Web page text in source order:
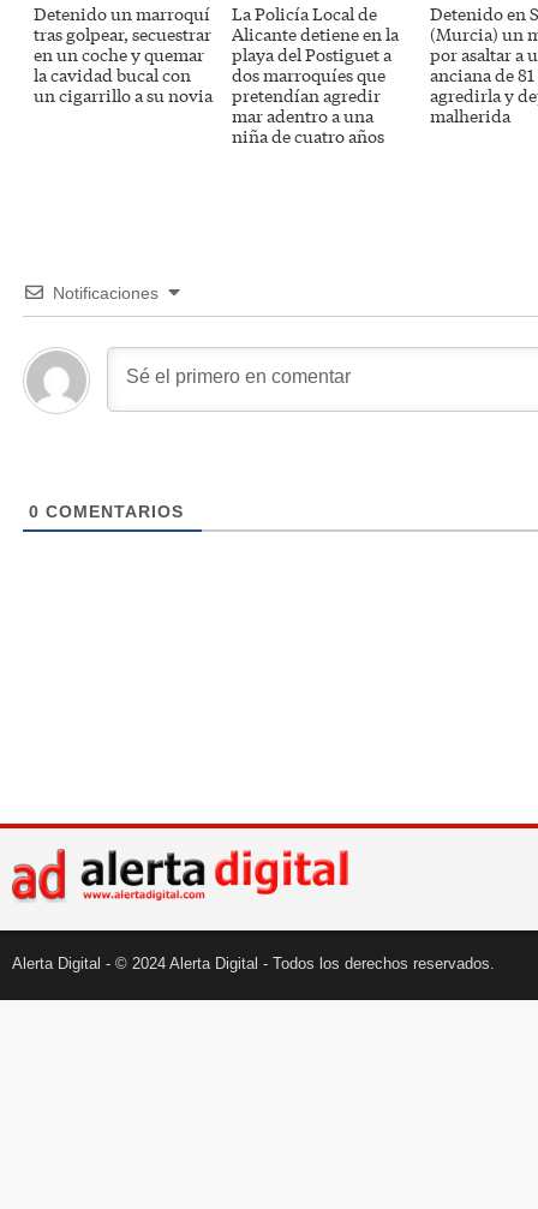
Detenido un marroquí
tras golpear, secuestrar
en un coche y quemar
la cavidad bucal con
un cigarrillo a su novia
La Policía Local de
Alicante detiene en la
playa del Postiguet a
dos marroquíes que
pretendían agredir
mar adentro a una
niña de cuatro años
Detenido en
(Murcia) un
por asaltar a
anciana de
agredirla y
malherida
Notificaciones
0 COMENTARIOS
Alerta Digital - © 2024 Alerta Digital - Todos los derechos reservados.